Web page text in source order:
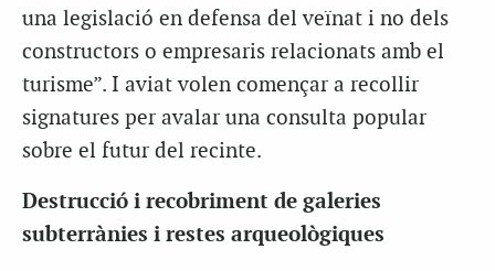
una legislació en defensa del veïnat i no dels
constructors o empresaris relacionats amb el
turisme”. I aviat volen començar a recollir
signatures per avalar una consulta popular
sobre el futur del recinte.
Destrucció i recobriment de galeries
subterrànies i restes arqueològiques